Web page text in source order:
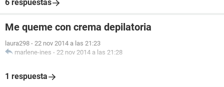
6 respuestas
Me queme con crema depilatoria
laura298 - 22 nov 2014 a las 21:23
marlene-ines - 22 nov 2014 a las 21:28
1 respuesta